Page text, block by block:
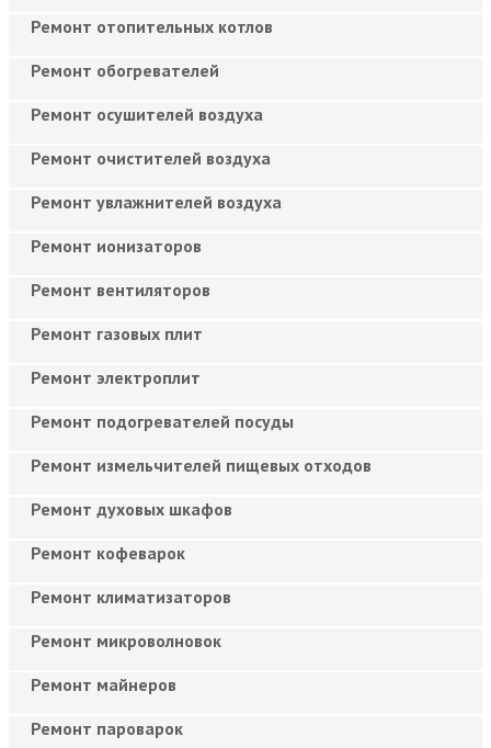
Ремонт отопительных котлов
Ремонт обогревателей
Ремонт осушителей воздуха
Ремонт очистителей воздуха
Ремонт увлажнителей воздуха
Ремонт ионизаторов
Ремонт вентиляторов
Ремонт газовых плит
Ремонт электроплит
Ремонт подогревателей посуды
Ремонт измельчителей пищевых отходов
Ремонт духовых шкафов
Ремонт кофеварок
Ремонт климатизаторов
Ремонт микроволновок
Ремонт майнеров
Ремонт пароварок